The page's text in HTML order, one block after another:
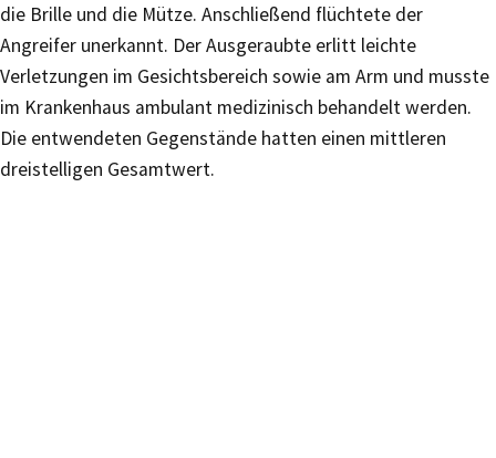
die Brille und die Mütze. Anschließend flüchtete der
Angreifer unerkannt. Der Ausgeraubte erlitt leichte
Verletzungen im Gesichtsbereich sowie am Arm und musste
im Krankenhaus ambulant medizinisch behandelt werden.
Die entwendeten Gegenstände hatten einen mittleren
dreistelligen Gesamtwert.